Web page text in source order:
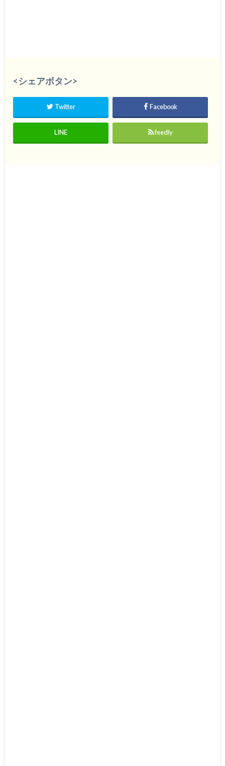
<シェアボタン>
Twitter Facebook
LINE feedly